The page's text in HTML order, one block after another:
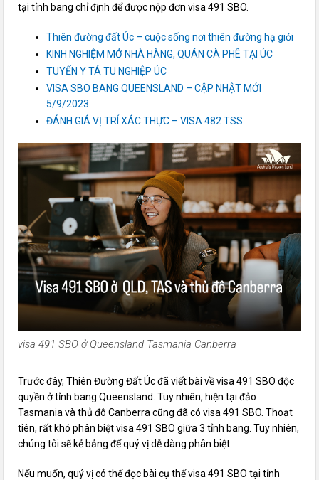
tại tỉnh bang chỉ định để được nộp đơn visa 491 SBO.
Thiên đường đất Úc – cuộc sống nơi thiên đường hạ giới
KINH NGHIỆM MỞ NHÀ HÀNG, QUÁN CÀ PHÊ TẠI ÚC
TUYỂN Y TÁ TU NGHIỆP ÚC
VISA SBO BANG QUEENSLAND – CẬP NHẬT MỚI
5/9/2023
ĐÁNH GIÁ VỊ TRÍ XÁC THỰC – VISA 482 TSS
visa 491 SBO ở Queensland Tasmania Canberra
Trước đây, Thiên Đường Đất Úc đã viết bài về visa 491 SBO độc
quyền ở tỉnh bang Queensland. Tuy nhiên, hiện tại đảo
Tasmania và thủ đô Canberra cũng đã có visa 491 SBO. Thoạt
tiên, rất khó phân biệt visa 491 SBO giữa 3 tỉnh bang. Tuy nhiên,
chúng tôi sẽ kẻ bảng để quý vị dễ dàng phân biệt.
Nếu muốn, quý vị có thể đọc bài cụ thể visa 491 SBO tại tỉnh